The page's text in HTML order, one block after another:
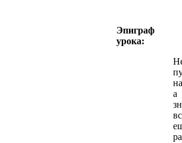
Эпиграф
урока:
а